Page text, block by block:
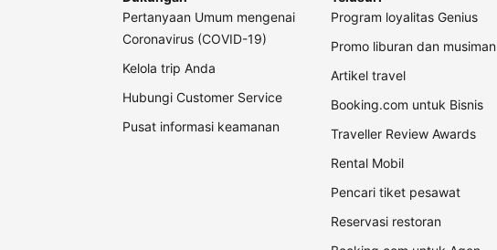
Pertanyaan Umum mengenai
Coronavirus (COVID-19)
Kelola trip Anda
Hubungi Customer Service
Pusat informasi keamanan
Program loyalitas Genius
Promo liburan dan musiman
Artikel travel
Booking.com untuk Bisnis
Traveller Review Awards
Rental Mobil
Pencari tiket pesawat
Reservasi restoran